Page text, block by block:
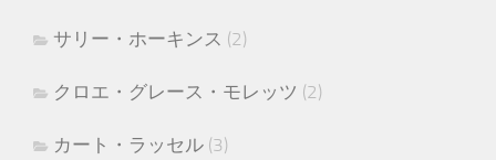
サリー・ホーキンス (2)
クロエ・グレース・モレッツ (2)
カート・ラッセル (3)